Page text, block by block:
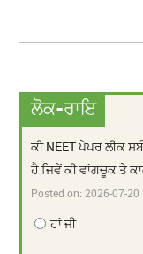
ਲੋਕ-ਰਾਇ
ਕੀ NEET ਪੇਪਰ ਲੀਕ
ਹੈ ਜਿਵੇਂ ਕੀ ਵਾਂਗਚੂਕ ਤੇ
Posted on: 2026-07-20
ਹਾਂ ਜੀ